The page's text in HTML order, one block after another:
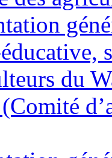
du